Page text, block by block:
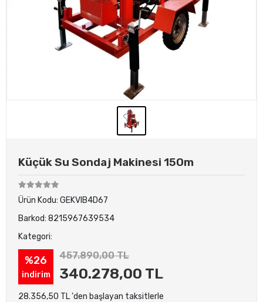
Küçük Su Sondaj Makinesi 150m
Ürün Kodu: GEKVIB4D67
Barkod: 8215967639534
Kategori:
%26
indirim
457.890,00 TL
340.278,00 TL
28.356,50 TL 'den başlayan taksitlerle